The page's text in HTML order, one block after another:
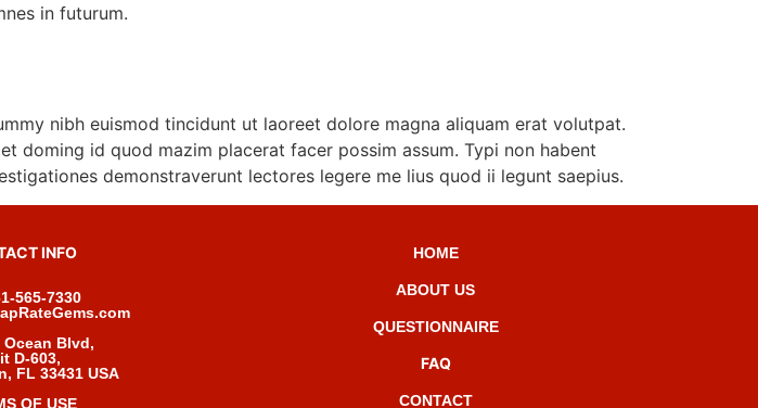
in futurum.
nibh euismod tincidunt ut laoreet dolore magna aliquam erat volutpat.
doming id quod mazim placerat facer possim assum. Typi non habent
demonstraverunt lectores legere me lius quod ii legunt saepius.
INFO
565-7330
Blvd,
D-603,
FL 33431 USA
OF USE
HOME
ABOUT US
QUESTIONNAIRE
FAQ
CONTACT